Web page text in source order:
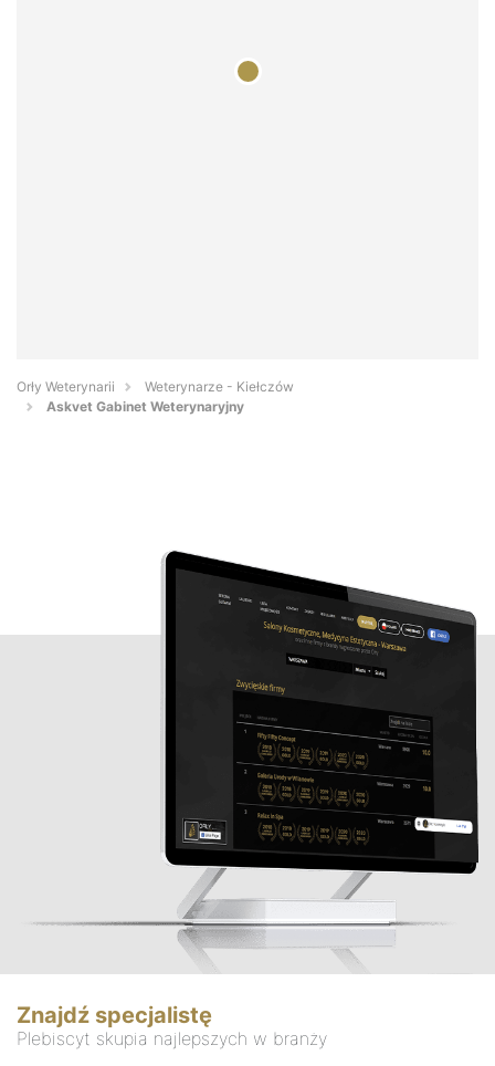
Orły Weterynarii
Weterynarze - Kiełczów
Askvet Gabinet Weterynaryjny
Znajdź specjalistę
Plebiscyt skupia najlepszych w branży